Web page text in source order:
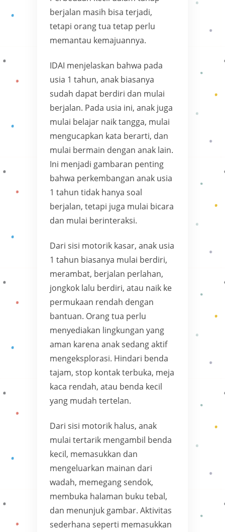
berjalan masih bisa terjadi,
tetapi orang tua tetap perlu
memantau kemajuannya.
IDAI menjelaskan bahwa pada
usia 1 tahun, anak biasanya
sudah dapat berdiri dan mulai
berjalan. Pada usia ini, anak juga
mulai belajar naik tangga, mulai
mengucapkan kata berarti, dan
mulai bermain dengan anak lain.
Ini menjadi gambaran penting
bahwa perkembangan anak usia
1 tahun tidak hanya soal
berjalan, tetapi juga mulai bicara
dan mulai berinteraksi.
Dari sisi motorik kasar, anak usia
1 tahun biasanya mulai berdiri,
merambat, berjalan perlahan,
jongkok lalu berdiri, atau naik ke
permukaan rendah dengan
bantuan. Orang tua perlu
menyediakan lingkungan yang
aman karena anak sedang aktif
mengeksplorasi. Hindari benda
tajam, stop kontak terbuka, meja
kaca rendah, atau benda kecil
yang mudah tertelan.
Dari sisi motorik halus, anak
mulai tertarik mengambil benda
kecil, memasukkan dan
mengeluarkan mainan dari
wadah, memegang sendok,
membuka halaman buku tebal,
dan menunjuk gambar. Aktivitas
sederhana seperti memasukkan